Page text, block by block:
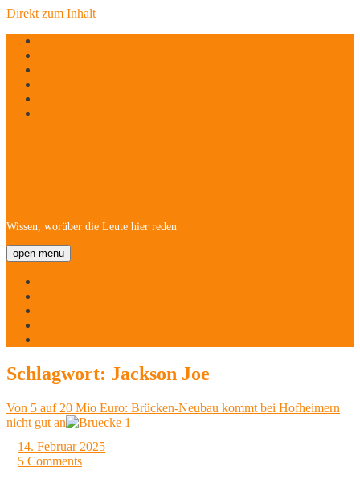
Direkt zum Inhalt
Wissen, worüber die Leute hier reden
open menu
Schlagwort: Jackson Joe
Von 5 auf 20 Mio Euro: Brücken-Neubau kommt bei Hofheimern
nicht gut an
14. Februar 2025
5 Comments